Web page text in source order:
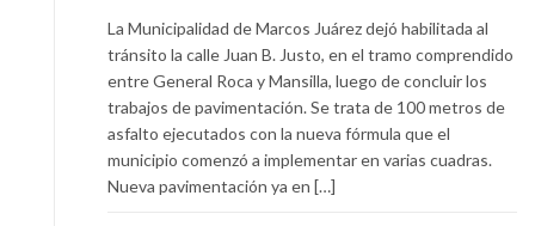
La Municipalidad de Marcos Juárez dejó habilitada al
tránsito la calle Juan B. Justo, en el tramo comprendido
entre General Roca y Mansilla, luego de concluir los
trabajos de pavimentación. Se trata de 100 metros de
asfalto ejecutados con la nueva fórmula que el
municipio comenzó a implementar en varias cuadras.
Nueva pavimentación ya en […]